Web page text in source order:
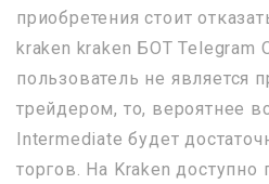
приобретения стоит
kraken kraken БОТ Telegram
пользователь не является
трейдером, то, вероятнее
Intermediate будет
торгов. На Kraken доступно